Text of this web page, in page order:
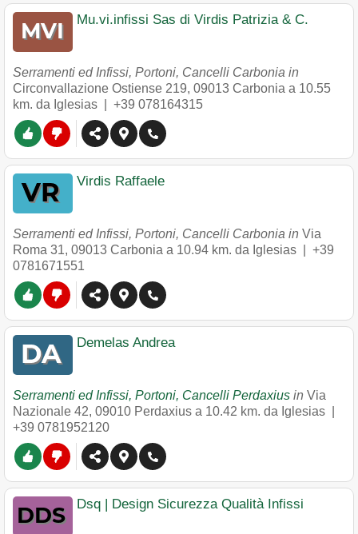
Mu.vi.infissi Sas di Virdis Patrizia & C.
Serramenti ed Infissi, Portoni, Cancelli Carbonia in
Circonvallazione Ostiense 219, 09013 Carbonia a 10.55
km. da Iglesias | +39 078164315
Virdis Raffaele
Serramenti ed Infissi, Portoni, Cancelli Carbonia in Via
Roma 31, 09013 Carbonia a 10.94 km. da Iglesias | +39
0781671551
Demelas Andrea
Serramenti ed Infissi, Portoni, Cancelli Perdaxius in Via
Nazionale 42, 09010 Perdaxius a 10.42 km. da Iglesias |
+39 0781952120
Dsq | Design Sicurezza Qualità Infissi